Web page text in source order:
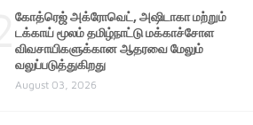
கோத்ரெஜ் அக்ரோவெட், அஷிடாகா மற்றும்
டக்காய் மூலம் தமிழ்நாட்டு மக்காச்சோள
விவசாயிகளுக்கான ஆதரவை மேலும்
வலுப்படுத்துகிறது
August 03, 2026